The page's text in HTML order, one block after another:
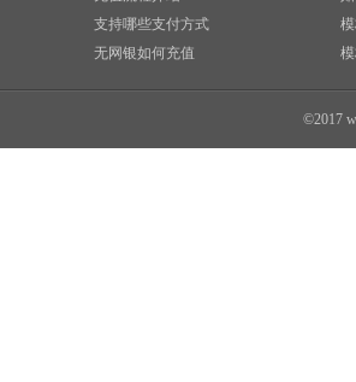
支持哪些支付方式
无网银如何充值
©2017